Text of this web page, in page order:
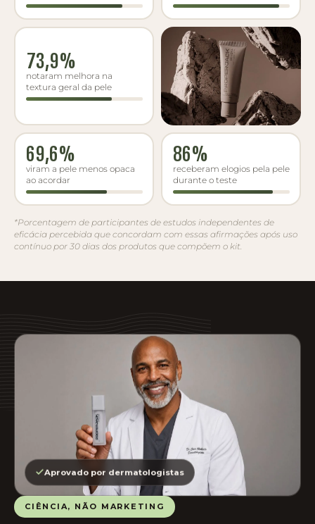
73,9%
notaram melhora na
textura geral da pele
69,6%
viram a pele menos opaca
ao acordar
86%
receberam elogios pela pele
durante o teste
*Porcentagem de participantes de estudos independentes de
eficácia percebida que concordam com essas afirmações após uso
contínuo por 30 dias dos produtos que compõem o kit.
Aprovado por dermatologistas
CIÊNCIA, NÃO MARKETING